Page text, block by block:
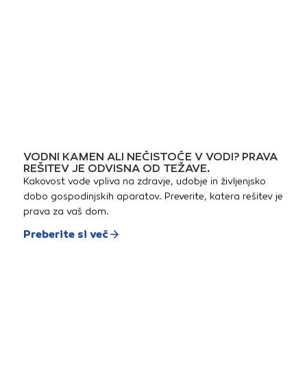
VODNI KAMEN ALI NEČISTOČE V VODI? PRAVA
REŠITEV JE ODVISNA OD TEŽAVE.
Kakovost vode vpliva na zdravje, udobje in življenjsko
dobo gospodinjskih aparatov. Preverite, katera rešitev je
prava za vaš dom.
Preberite si več